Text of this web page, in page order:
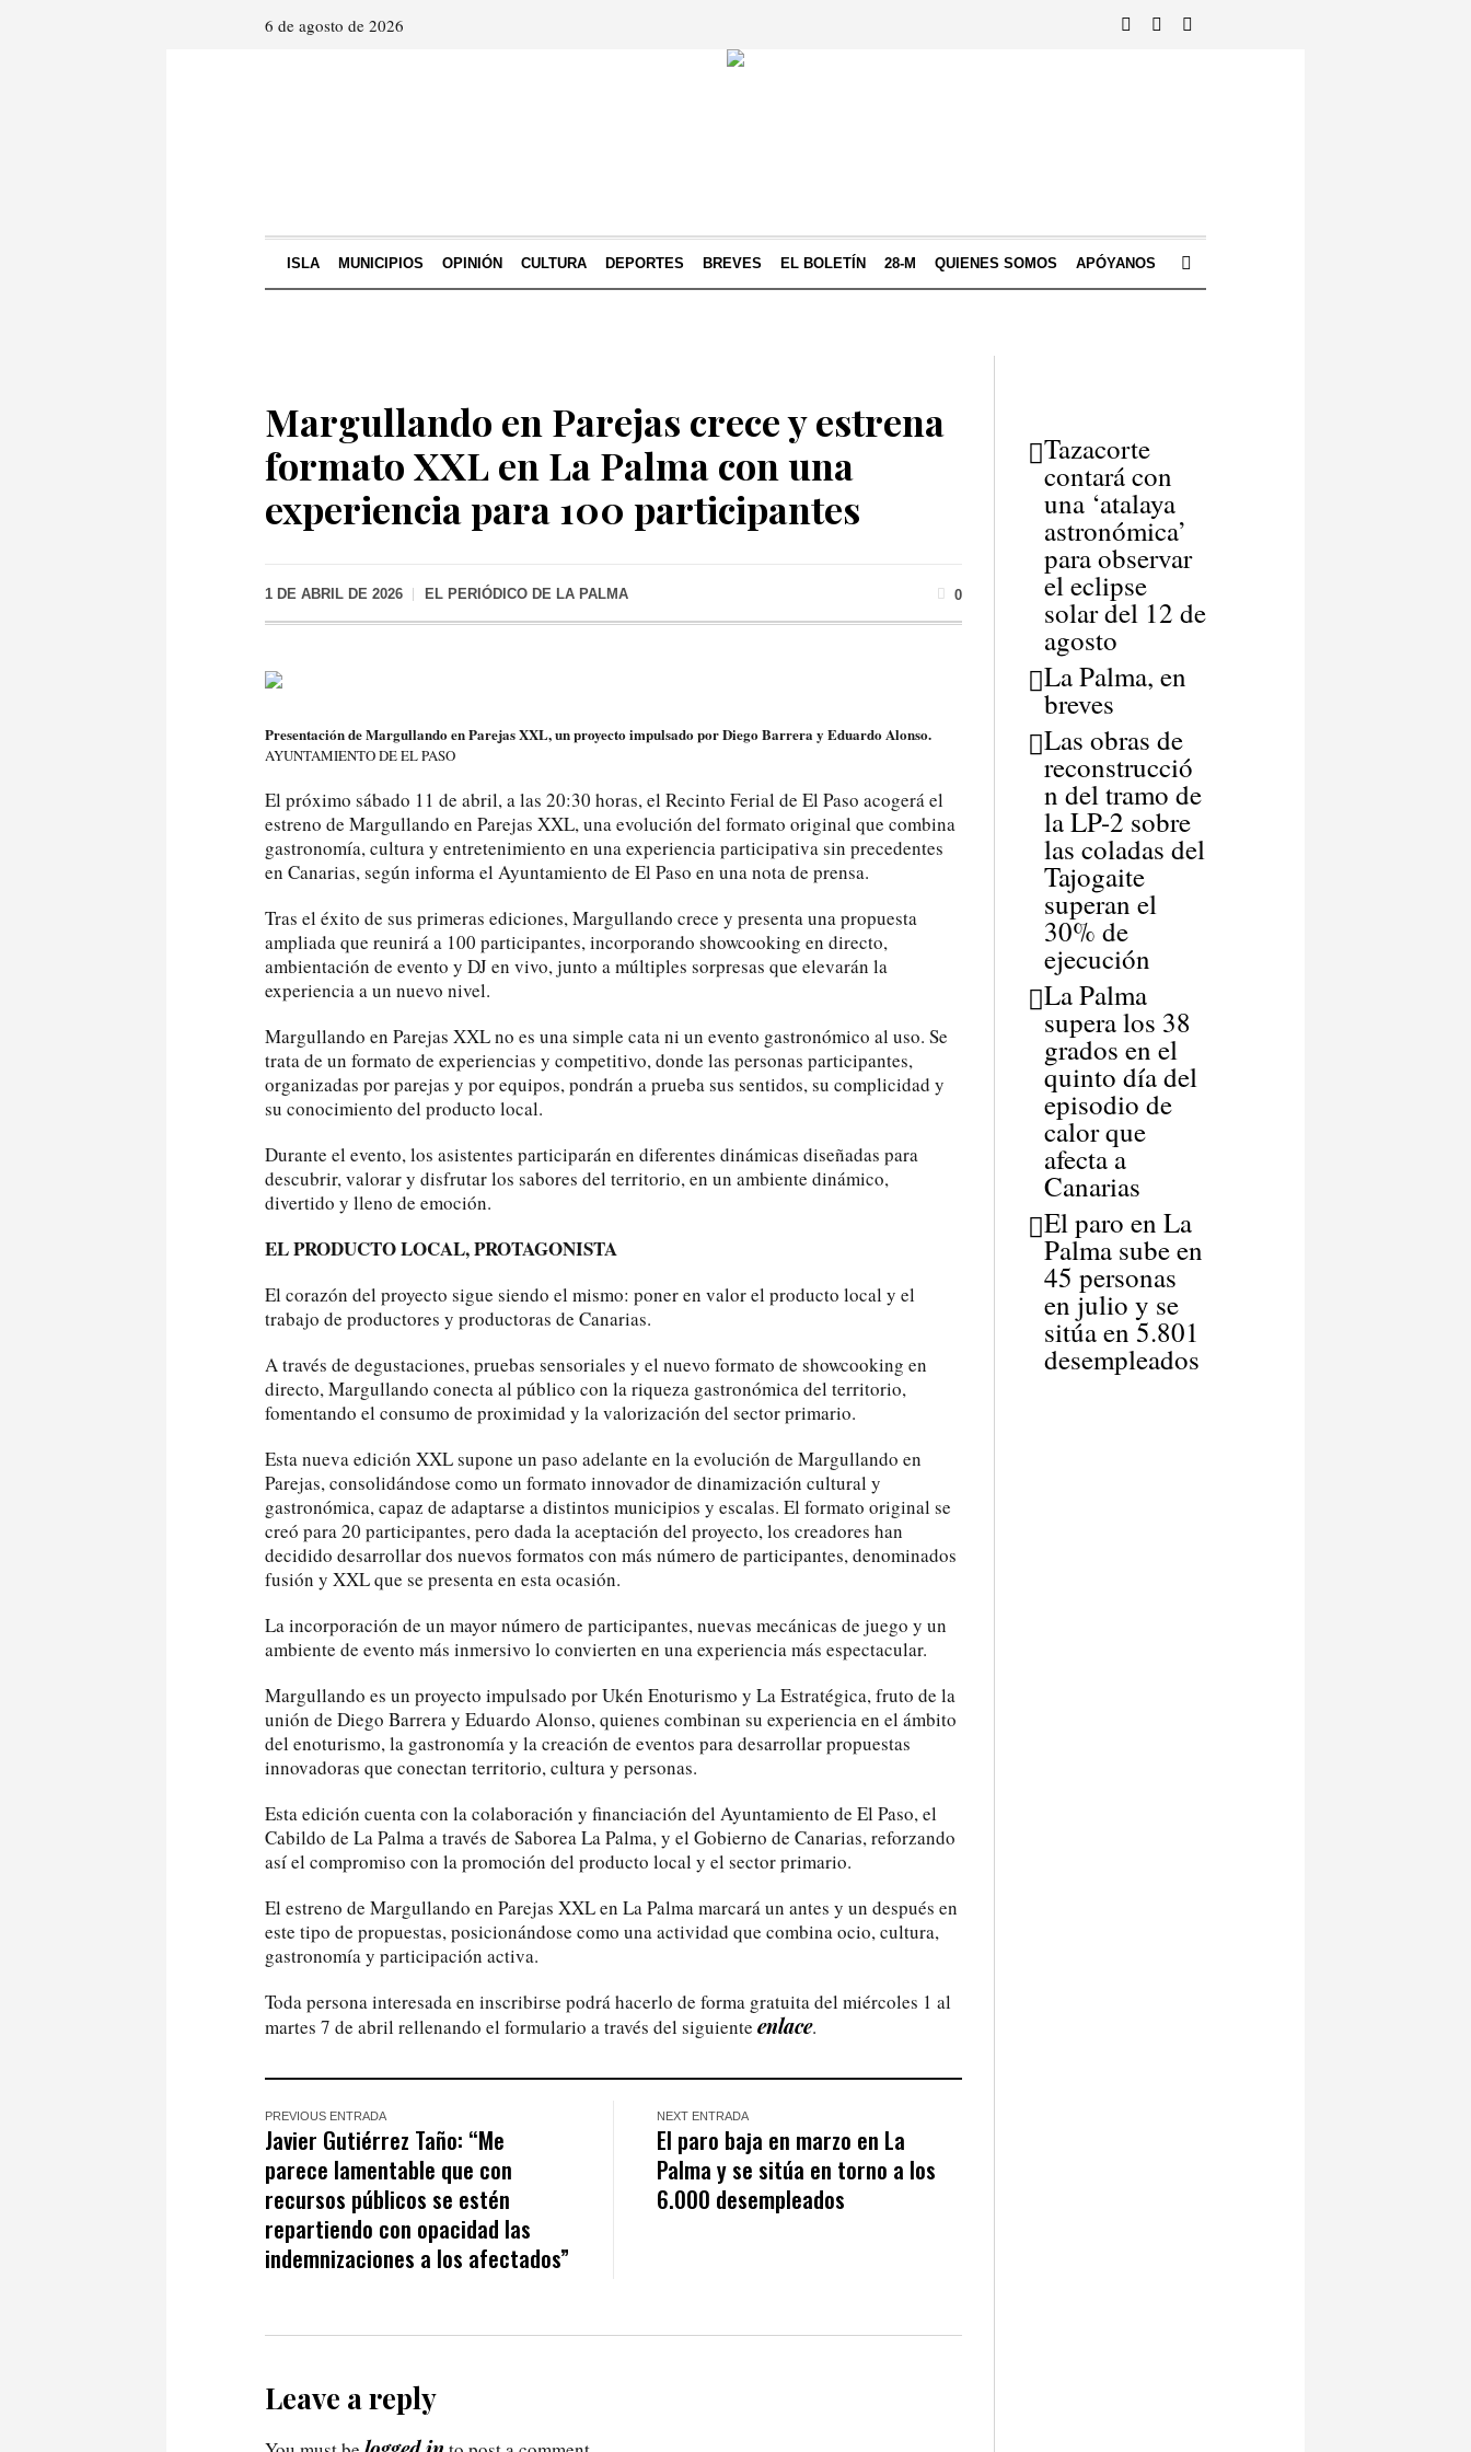
6 de agosto de 2026
ISLA MUNICIPIOS OPINIÓN CULTURA DEPORTES BREVES EL BOLETÍN 28-M QUIENES SOMOS APÓYANOS
Margullando en Parejas crece y estrena
formato XXL en La Palma con una
experiencia para 100 participantes
1 DE ABRIL DE 2026 EL PERIÓDICO DE LA PALMA 0
Presentación de Margullando en Parejas XXL, un proyecto impulsado por Diego Barrera y Eduardo Alonso.
AYUNTAMIENTO DE EL PASO
El próximo sábado 11 de abril, a las 20:30 horas, el Recinto Ferial de El Paso acogerá el
estreno de Margullando en Parejas XXL, una evolución del formato original que combina
gastronomía, cultura y entretenimiento en una experiencia participativa sin precedentes
en Canarias, según informa el Ayuntamiento de El Paso en una nota de prensa.
Tras el éxito de sus primeras ediciones, Margullando crece y presenta una propuesta
ampliada que reunirá a 100 participantes, incorporando showcooking en directo,
ambientación de evento y DJ en vivo, junto a múltiples sorpresas que elevarán la
experiencia a un nuevo nivel.
Margullando en Parejas XXL no es una simple cata ni un evento gastronómico al uso. Se
trata de un formato de experiencias y competitivo, donde las personas participantes,
organizadas por parejas y por equipos, pondrán a prueba sus sentidos, su complicidad y
su conocimiento del producto local.
Durante el evento, los asistentes participarán en diferentes dinámicas diseñadas para
descubrir, valorar y disfrutar los sabores del territorio, en un ambiente dinámico,
divertido y lleno de emoción.
EL PRODUCTO LOCAL, PROTAGONISTA
El corazón del proyecto sigue siendo el mismo: poner en valor el producto local y el
trabajo de productores y productoras de Canarias.
A través de degustaciones, pruebas sensoriales y el nuevo formato de showcooking en
directo, Margullando conecta al público con la riqueza gastronómica del territorio,
fomentando el consumo de proximidad y la valorización del sector primario.
Esta nueva edición XXL supone un paso adelante en la evolución de Margullando en
Parejas, consolidándose como un formato innovador de dinamización cultural y
gastronómica, capaz de adaptarse a distintos municipios y escalas. El formato original se
creó para 20 participantes, pero dada la aceptación del proyecto, los creadores han
decidido desarrollar dos nuevos formatos con más número de participantes, denominados
fusión y XXL que se presenta en esta ocasión.
La incorporación de un mayor número de participantes, nuevas mecánicas de juego y un
ambiente de evento más inmersivo lo convierten en una experiencia más espectacular.
Margullando es un proyecto impulsado por Ukén Enoturismo y La Estratégica, fruto de la
unión de Diego Barrera y Eduardo Alonso, quienes combinan su experiencia en el ámbito
del enoturismo, la gastronomía y la creación de eventos para desarrollar propuestas
innovadoras que conectan territorio, cultura y personas.
Esta edición cuenta con la colaboración y financiación del Ayuntamiento de El Paso, el
Cabildo de La Palma a través de Saborea La Palma, y el Gobierno de Canarias, reforzando
así el compromiso con la promoción del producto local y el sector primario.
El estreno de Margullando en Parejas XXL en La Palma marcará un antes y un después en
este tipo de propuestas, posicionándose como una actividad que combina ocio, cultura,
gastronomía y participación activa.
Toda persona interesada en inscribirse podrá hacerlo de forma gratuita del miércoles 1 al
martes 7 de abril rellenando el formulario a través del siguiente enlace.
PREVIOUS ENTRADA
Javier Gutiérrez Taño: “Me
parece lamentable que con
recursos públicos se estén
repartiendo con opacidad las
indemnizaciones a los afectados”
NEXT ENTRADA
El paro baja en marzo en La
Palma y se sitúa en torno a los
6.000 desempleados
Leave a reply
Tazacorte
contará con
una ‘atalaya
astronómica’
para observar
el eclipse
solar del 12 de
agosto
La Palma, en
breves
Las obras de
reconstrucció
n del tramo de
la LP-2 sobre
las coladas del
Tajogaite
superan el
30% de
ejecución
La Palma
supera los 38
grados en el
quinto día del
episodio de
calor que
afecta a
Canarias
El paro en La
Palma sube en
45 personas
en julio y se
sitúa en 5.801
desempleados